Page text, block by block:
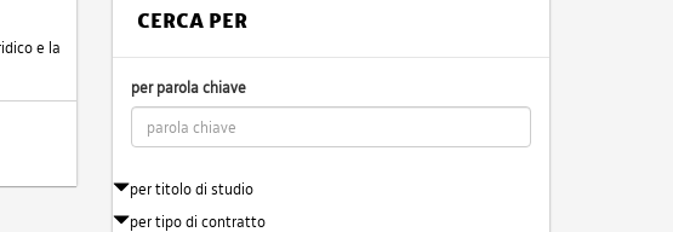
e la
CERCA PER
per parola chiave
per titolo di studio
per tipo di contratto